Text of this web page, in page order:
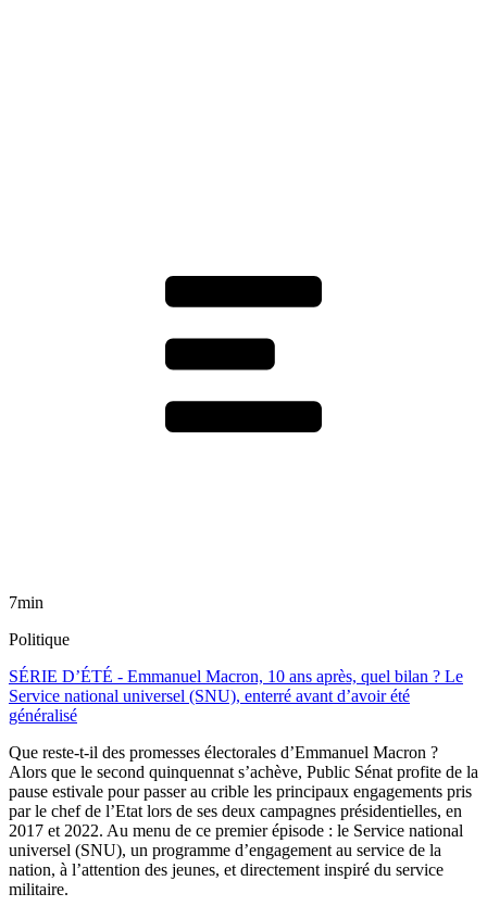
7min
Politique
SÉRIE D’ÉTÉ - Emmanuel Macron, 10 ans après, quel bilan ? Le
Service national universel (SNU), enterré avant d’avoir été
généralisé
Que reste-t-il des promesses électorales d’Emmanuel Macron ?
Alors que le second quinquennat s’achève, Public Sénat profite de la
pause estivale pour passer au crible les principaux engagements pris
par le chef de l’Etat lors de ses deux campagnes présidentielles, en
2017 et 2022. Au menu de ce premier épisode : le Service national
universel (SNU), un programme d’engagement au service de la
nation, à l’attention des jeunes, et directement inspiré du service
militaire.